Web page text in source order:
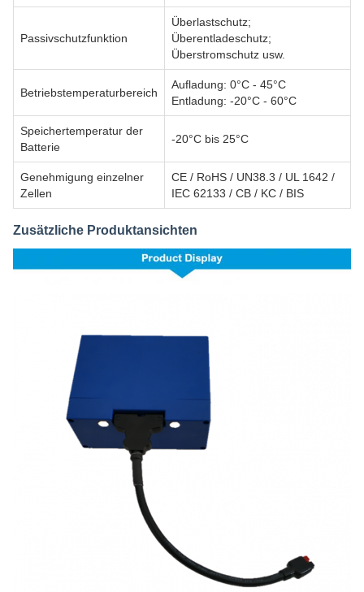
Passivschutzfunktion
Überlastschutz;
Überentladeschutz;
Überstromschutz usw.
Betriebstemperaturbereich
Aufladung: 0°C - 45°C
Entladung: -20°C - 60°C
Speichertemperatur der
Batterie
-20°C bis 25°C
Genehmigung einzelner
Zellen
CE / RoHS / UN38.3 / UL 1642 /
IEC 62133 / CB / KC / BIS
Zusätzliche Produktansichten